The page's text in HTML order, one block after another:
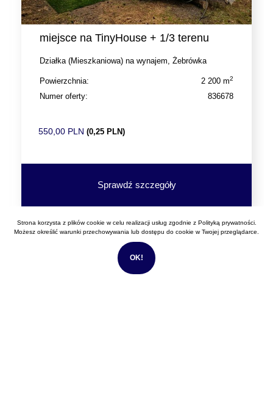
miejsce na TinyHouse + 1/3 terenu
Działka (Mieszkaniowa) na wynajem, Żebrówka
Powierzchnia: 2 200 m2
Numer oferty: 836678
550,00 PLN (0,25 PLN)
Sprawdź szczegóły
DANE ADRESOWE
Strona korzysta z plików cookie w celu realizacji usług zgodnie z Polityką prywatności.
Możesz określić warunki przechowywania lub dostępu do cookie w Twojej przeglądarce.
OK!